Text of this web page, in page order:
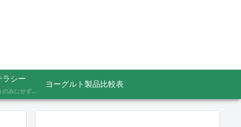
ラシー
あふれる情報をうのみにせず、「これってほんと？」と一度立ち止まって見極めるための考え方を記録しています。ニュースの裏の読み解き方、詐欺やデマへの向き合い方など、サイト名「HONTO.NET」の原点となるテーマです。
ヨーグルト製品比較表